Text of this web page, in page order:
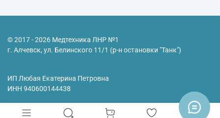
© 2017 - 2026 Медтехника ЛНР №1
г. Алчевск, ул. Белинского 11/1 (р-н остановки "Танк")
ИП Любая Екатерина Петровна
ИНН 940600144438